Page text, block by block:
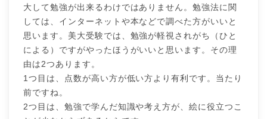
大して勉強が出来るわけではありません。勉強法に関
しては、インターネットや本などで調べた方がいいと
思います。美大受験では、勉強が軽視されがち（ひと
による）ですがやったほうがいいと思います。その理
由は2つあります。
1つ目は、点数が高い方が低い方より有利です。当たり
前ですね。
2つ目は、勉強で学んだ知識や考え方が、絵に役立つこ